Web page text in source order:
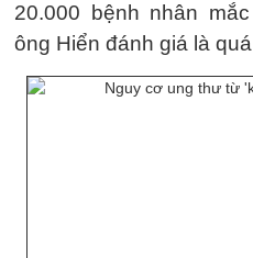
20.000 bệnh nhân
ông Hiển đánh giá là